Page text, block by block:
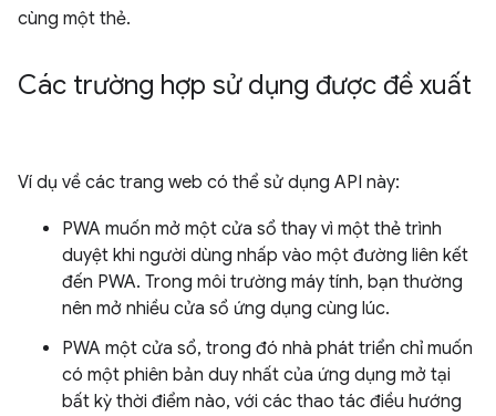
cùng một thẻ.
Các trường hợp sử dụng được đề xuất
Ví dụ về các trang web có thể sử dụng API này:
PWA muốn mở một cửa sổ thay vì một thẻ trình
duyệt khi người dùng nhấp vào một đường liên kết
đến PWA. Trong môi trường máy tính, bạn thường
nên mở nhiều cửa sổ ứng dụng cùng lúc.
PWA một cửa sổ, trong đó nhà phát triển chỉ muốn
có một phiên bản duy nhất của ứng dụng mở tại
bất kỳ thời điểm nào, với các thao tác điều hướng